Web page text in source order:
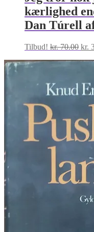
kærlighed
Dan Túrell
Tilbud! kr.70.00 Den
pris
kr.
kr.